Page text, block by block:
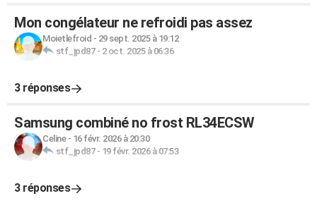
Mon congélateur ne refroidi pas assez
Moietlefroid - 29 sept. 2025 à 19:12
stf_jpd87- 2 oct. 2025 à 06:36
3 réponses
Samsung combiné no frost RL34ECSW
Celine- 16 févr. 2026 à 20:30
stf_jpd87- 19 févr. 2026 à 07:53
3 réponses